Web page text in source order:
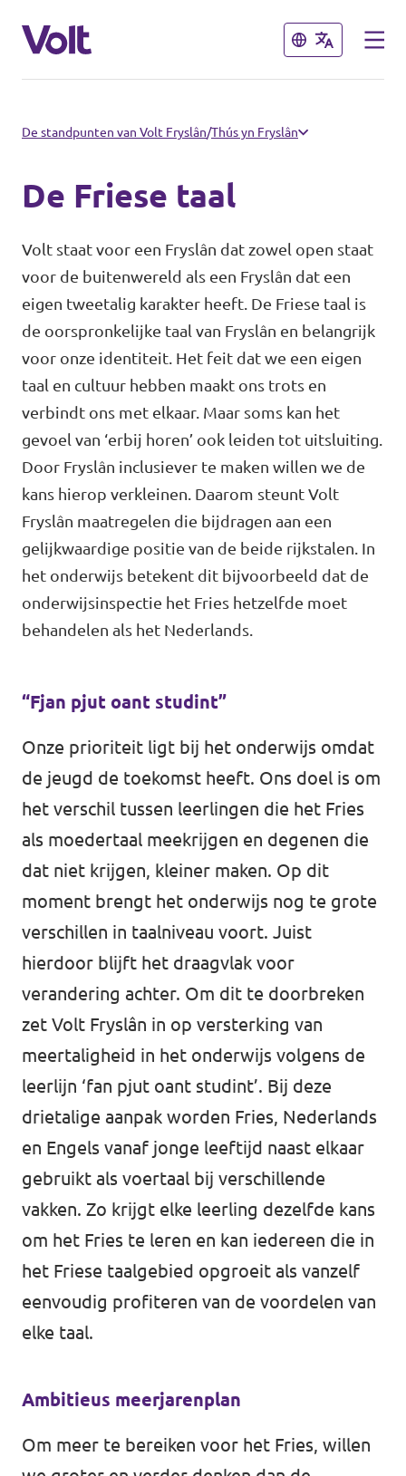
Sluiten
Kies een taal
Afdelingen dichtbij
Volt Groningen
Volt Drenthe
Volt Overijssel
Bekijk alle lokale Volt afdelingen
Sluiten
Over Volt
Mensen
Nieuws
Agenda
Word actief!
Vacatures
Word lid!
Steun Volt Fryslân!
De standpunten van Volt Fryslân/Thús yn Fryslân
De Friese taal
Volt staat voor een Fryslân dat zowel open staat
voor de buitenwereld als een Fryslân dat een
eigen tweetalig karakter heeft. De Friese taal is
de oorspronkelijke taal van Fryslân en belangrijk
voor onze identiteit. Het feit dat we een eigen
taal en cultuur hebben maakt ons trots en
verbindt ons met elkaar. Maar soms kan het
gevoel van ‘erbij horen’ ook leiden tot uitsluiting.
Door Fryslân inclusiever te maken willen we de
kans hierop verkleinen. Daarom steunt Volt
Fryslân maatregelen die bijdragen aan een
gelijkwaardige positie van de beide rijkstalen. In
het onderwijs betekent dit bijvoorbeeld dat de
onderwijsinspectie het Fries hetzelfde moet
behandelen als het Nederlands.
“Fjan pjut oant studint”
Onze prioriteit ligt bij het onderwijs omdat
de jeugd de toekomst heeft. Ons doel is om
het verschil tussen leerlingen die het Fries
als moedertaal meekrijgen en degenen die
dat niet krijgen, kleiner maken. Op dit
moment brengt het onderwijs nog te grote
verschillen in taalniveau voort. Juist
hierdoor blijft het draagvlak voor
verandering achter. Om dit te doorbreken
zet Volt Fryslân in op versterking van
meertaligheid in het onderwijs volgens de
leerlijn ‘fan pjut oant studint’. Bij deze
drietalige aanpak worden Fries, Nederlands
en Engels vanaf jonge leeftijd naast elkaar
gebruikt als voertaal bij verschillende
vakken. Zo krijgt elke leerling dezelfde kans
om het Fries te leren en kan iedereen die in
het Friese taalgebied opgroeit als vanzelf
eenvoudig profiteren van de voordelen van
elke taal.
Ambitieus meerjarenplan
Om meer te bereiken voor het Fries, willen